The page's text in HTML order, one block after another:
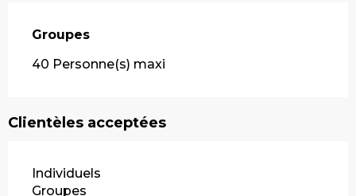
Groupes
Groupes
40 Personne(s) maxi
Clientèles acceptées
Individuels
Groupes